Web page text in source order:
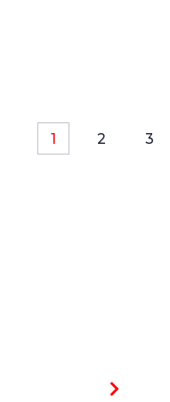
1 2 3